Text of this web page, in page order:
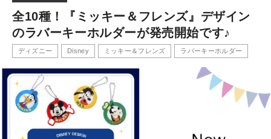
全10種！『ミッキー＆フレンズ』デザイン
のラバーキーホルダーが発売開始です♪
ディズニー Disney ミッキー＆フレンズ ラバーキーホルダー